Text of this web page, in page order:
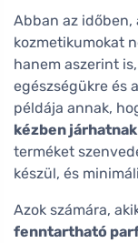
Abban az időben,
kozmetikumokat
hanem aszerint
egészségükre és
példája annak,
kézben járhatnak
terméket
készül, és
Azok számára,
fenntartható